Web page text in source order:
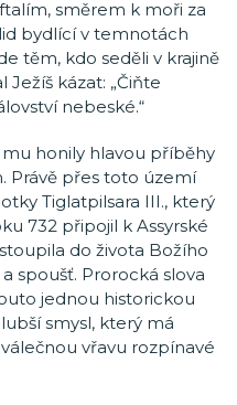
směrem k moři za
bydlící v temnotách
těm, kdo seděli v krajině
Ježíš kázat: „Čiňte
nebeské.“
mu honily hlavou příběhy
Právě přes toto území
Tiglatpilsara III., který
732 připojil k Assyrské
do života Božího
spoušť. Prorocká slova
jednou historickou
smysl, který má
vřavu rozpínavé